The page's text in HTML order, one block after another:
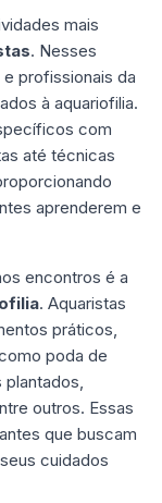
mais
. Nesses
profissionais da
à aquariofilia.
com
até técnicas
aprenderem e
encontros é a
. Aquaristas
práticos,
poda de
plantados,
outros. Essas
que buscam
cuidados